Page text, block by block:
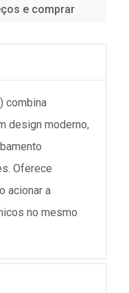
e comprar
combina
design moderno,
Oferece
acionar a
no mesmo